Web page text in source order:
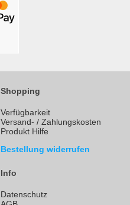
Shopping
Verfügbarkeit
Versand- / Zahlungskosten
Produkt Hilfe
Bestellung widerrufen
Info
Datenschutz